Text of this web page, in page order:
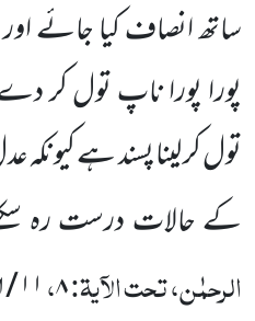
ساتھ انصاف کیا جائے
پورا پورا ناپ تول کر
تول کر لینا پسند ہے
کے حالات درست رہ
الرحمٰن، تحت الآیۃ:۸،۱۱/